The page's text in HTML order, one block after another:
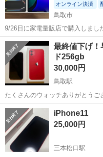
オンライン決済
鳥取市
9/26日に家電量販店で購入しまし
す。 ガラスフィルム・ケースを着用していたので、キズ・汚れ・劣化
等一切ございません。 またApple Care＋に加入しているので、エクス
プレス交換サー...
鳥取 鳥取市 その他
最終値下げ
ド256gb
30,000円
鳥取駅
たくさんのウォッチありがとう
ますが購入希望の方メッセージ頂けると幸いで
日(月) 今回機種変に伴い大切に使用していたiPhone11をお譲りします
ストレー...
鳥取 鳥取市
iPhone11
25,000円
三本松口駅